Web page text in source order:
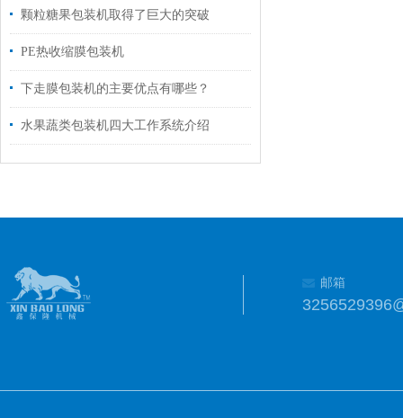
颗粒糖果包装机取得了巨大的突破
PE热收缩膜包装机
下走膜包装机的主要优点有哪些？
水果蔬类包装机四大工作系统介绍
邮箱